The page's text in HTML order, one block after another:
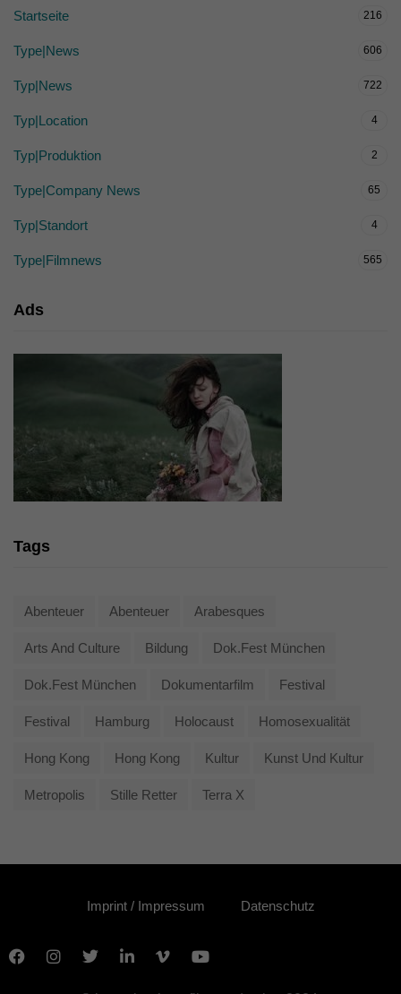
Startseite 216
Type|News 606
Typ|News 722
Typ|Location 4
Typ|Produktion 2
Type|Company News 65
Typ|Standort 4
Type|Filmnews 565
Ads
Tags
Abenteuer Abenteuer Arabesques
Arts And Culture Bildung Dok.fest München
Dok.fest München Dokumentarfilm Festival
Festival Hamburg Holocaust Homosexualität
Hong Kong Hong Kong Kultur Kunst Und Kultur
Metropolis Stille Retter Terra X
Imprint / Impressum Datenschutz